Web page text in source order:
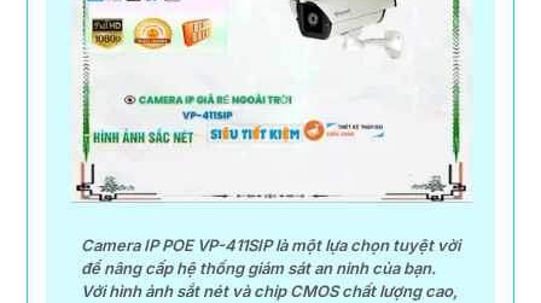
khả năng lưu trữ hình ảnh chất lượng mang lại sự dễ
dàng trong việc quản lý và giám sát an ninh.
Camera IP POE VP-411SIP là một lựa chọn tuyệt vời
để nâng cấp hệ thống giám sát an ninh của bạn.
Với hình ảnh sắt nét và chip CMOS chất lượng cao,